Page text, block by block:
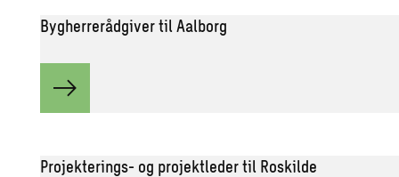
Bygherrerådgiver til Aalborg
Projekterings- og projektleder til Roskilde